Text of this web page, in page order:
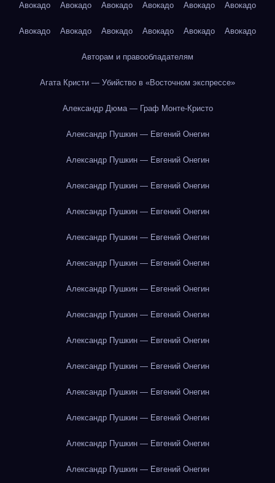
Авокадо Авокадо Авокадо Авокадо Авокадо Авокадо
Авокадо Авокадо Авокадо Авокадо Авокадо Авокадо
Авторам и правообладателям
Агата Кристи — Убийство в «Восточном экспрессе»
Александр Дюма — Граф Монте-Кристо
Александр Пушкин — Евгений Онегин
Александр Пушкин — Евгений Онегин
Александр Пушкин — Евгений Онегин
Александр Пушкин — Евгений Онегин
Александр Пушкин — Евгений Онегин
Александр Пушкин — Евгений Онегин
Александр Пушкин — Евгений Онегин
Александр Пушкин — Евгений Онегин
Александр Пушкин — Евгений Онегин
Александр Пушкин — Евгений Онегин
Александр Пушкин — Евгений Онегин
Александр Пушкин — Евгений Онегин
Александр Пушкин — Евгений Онегин
Александр Пушкин — Евгений Онегин